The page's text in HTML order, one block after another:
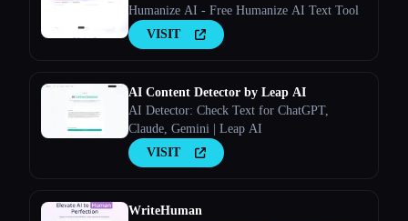
Humanize AI - Free Humanize AI Text Tool
VISIT
AI Content Detector by Leap AI
AI Detector: Check Text for ChatGPT,
Claude, Gemini | Leap AI
VISIT
WriteHuman